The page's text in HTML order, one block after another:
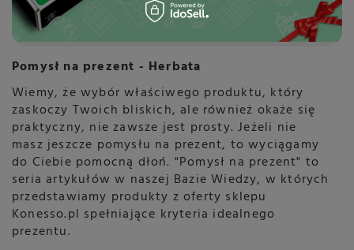
Pomysł na prezent - Herbata
Wiemy, że wybór właściwego produktu, który
zaskoczy Twoich bliskich, ale również okaże się
praktyczny, nie zawsze jest prosty. Jeżeli nie
masz jeszcze pomysłu na prezent, to wyciągamy
do Ciebie pomocną dłoń. "Pomysł na prezent" to
seria artykułów w naszej Bazie Wiedzy, w których
przedstawiamy produkty z oferty sklepu
Konesso.pl spełniające kryteria idealnego
prezentu.